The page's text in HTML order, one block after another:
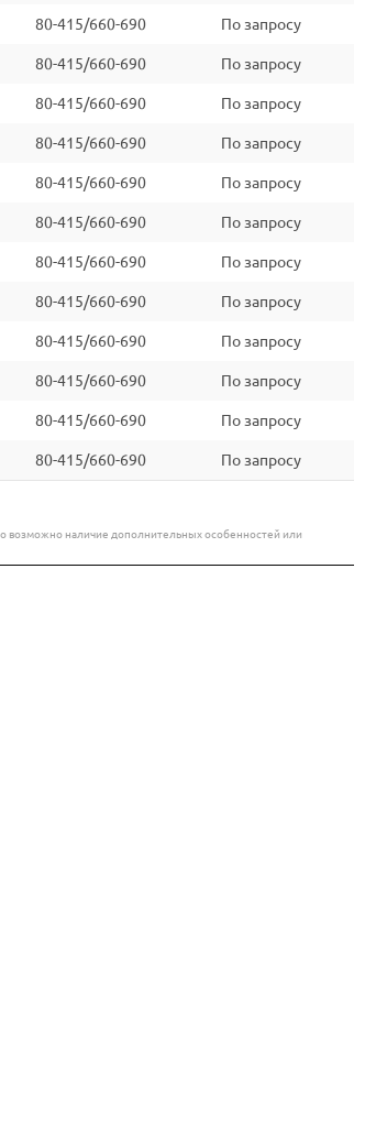
80-415/660-690 По запросу
80-415/660-690 По запросу
80-415/660-690 По запросу
80-415/660-690 По запросу
80-415/660-690 По запросу
80-415/660-690 По запросу
80-415/660-690 По запросу
80-415/660-690 По запросу
80-415/660-690 По запросу
80-415/660-690 По запросу
80-415/660-690 По запросу
80-415/660-690 По запросу
возможно наличие дополнительных особенностей или